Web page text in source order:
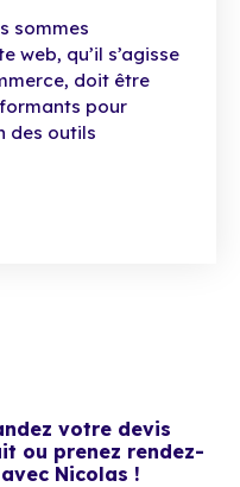
sommes
web, qu’il s’agisse
doit être
pour
des outils
votre devis
ou prenez rendez-
Nicolas !